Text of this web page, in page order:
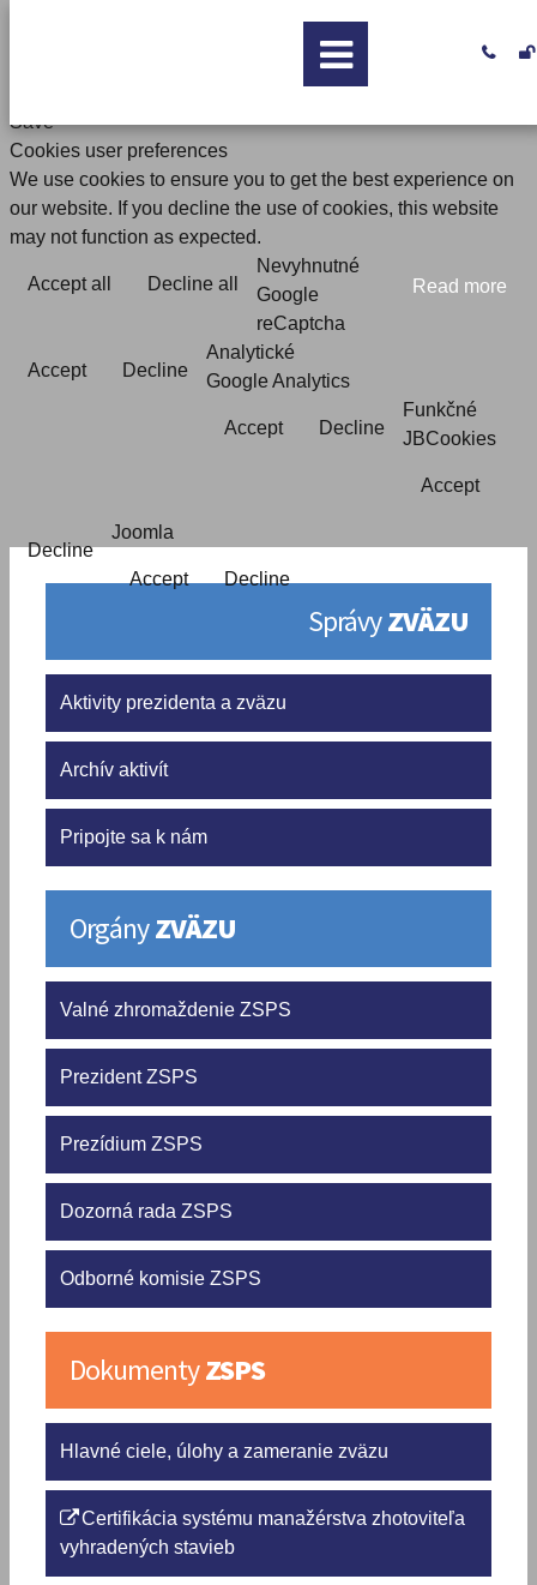
Save
Cookies user preferences
We use cookies to ensure you to get the best experience on
our website. If you decline the use of cookies, this website
may not function as expected.
Accept all Decline all Read more
Nevyhnutné
Google
reCaptcha
Accept Decline
Analytické
Google Analytics
Accept Decline
Funkčné
JBCookies
Accept
Decline
Joomla
Accept Decline
 
SprávyZVÄZU
Aktivity prezidenta a zväzu
Archív aktivít
Pripojte sa k nám
OrgányZVÄZU
Valné zhromaždenie ZSPS
Prezident ZSPS
Prezídium ZSPS
Dozorná rada ZSPS
Odborné komisie ZSPS
DokumentyZSPS
Hlavné ciele, úlohy a zameranie zväzu
Certifikácia systému manažérstva zhotoviteľa
vyhradených stavieb